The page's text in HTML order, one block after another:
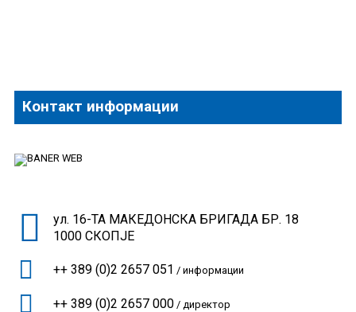
Контакт информации
ул. 16-ТА МАКЕДОНСКА БРИГАДА БР. 18
1000 СКОПЈЕ
++ 389 (0)2 2657 051 / информации
++ 389 (0)2 2657 000/ директор